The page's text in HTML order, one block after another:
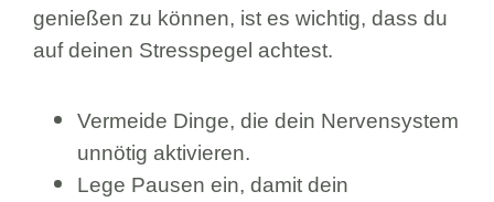
genießen zu können, ist es wichtig, dass du
auf deinen Stresspegel achtest.
Vermeide Dinge, die dein Nervensystem
unnötig aktivieren.
Lege Pausen ein, damit dein